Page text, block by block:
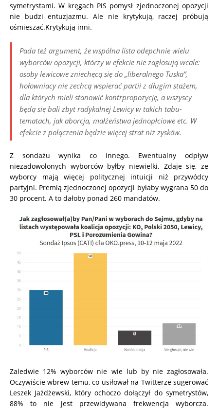
symetrystami. W kręgach PiS pomysł zjednoczonej opozycji
nie budzi entuzjazmu. Ale nie krytykują, raczej próbują
ośmieszać.Krytykują inni.
Pada też argument, że wspólna lista odepchnie wielu
wyborców opozycji, którzy w efekcie nie zagłosują wcale:
osoby lewicowe zniechęcą się do „liberalnego Tuska”,
hołowniacy nie zechcą wspierać partii z długim stażem,
dla których mieli stanowić kontrpropozycję, a wszyscy
będą się bali zbyt radykalnej Lewicy w takich tabu-
tematach, jak aborcja, małżeństwa jednopłciowe etc. W
efekcie z połączenia będzie więcej strat niż zysków.
Z sondażu wynika co innego. Ewentualny odpływ
niezadowolonych wyborców byłby niewielki. Zdaje się, ze
wyborcy mają więcej politycznej intuicji niż przywódcy
partyjni. Premią zjednoczonej opozycji byłaby wygrana 50 do
30 procent. A to dałoby ponad 260 mandatów.
Zaledwie 12% wyborców nie wie lub by nie zagłosowała.
Oczywiście wbrew temu, co usiłował na Twitterze sugerować
Leszek Jażdżewski, który ochoczo dołączył do symetrystów,
88% to nie jest przewidywana frekwencja wyborcza.